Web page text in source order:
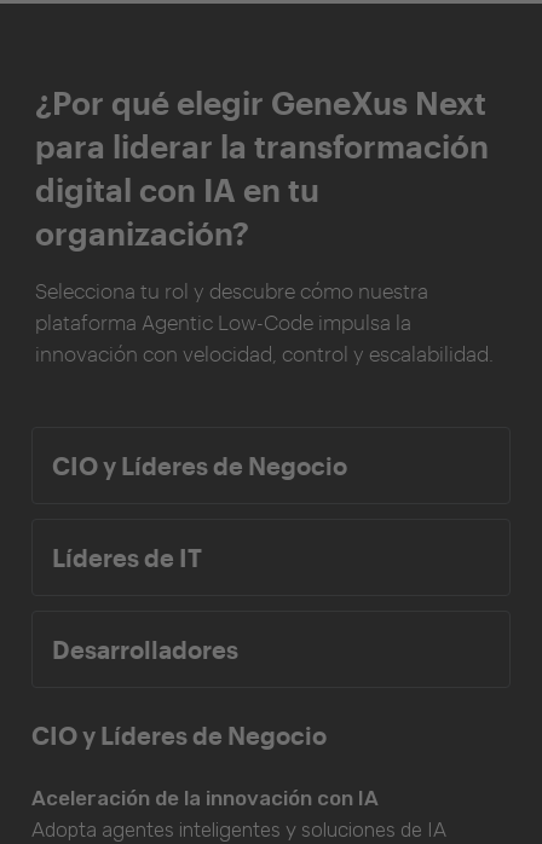
¿Por qué elegir GeneXus Next
para liderar la transformación
digital con IA en tu
organización?
Selecciona tu rol y descubre cómo nuestra
plataforma Agentic Low-Code impulsa la
innovación con velocidad, control y escalabilidad.
CIO y Líderes de Negocio
Líderes de IT
Desarrolladores
CIO y Líderes de Negocio
Aceleración de la innovación con IA
Adopta agentes inteligentes y soluciones de IA